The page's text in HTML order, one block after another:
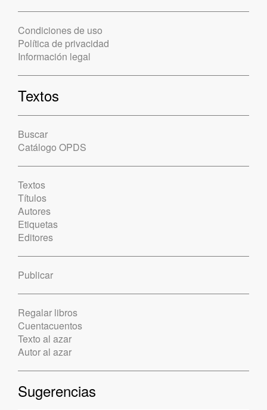
Condiciones de uso
Política de privacidad
Información legal
Textos
Buscar
Catálogo OPDS
Textos
Títulos
Autores
Etiquetas
Editores
Publicar
Regalar libros
Cuentacuentos
Texto al azar
Autor al azar
Sugerencias